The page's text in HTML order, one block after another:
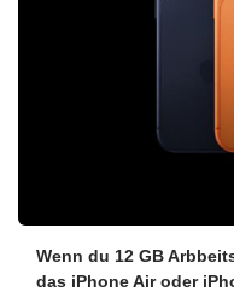
Wenn du 12 GB
das iPhone Air oder